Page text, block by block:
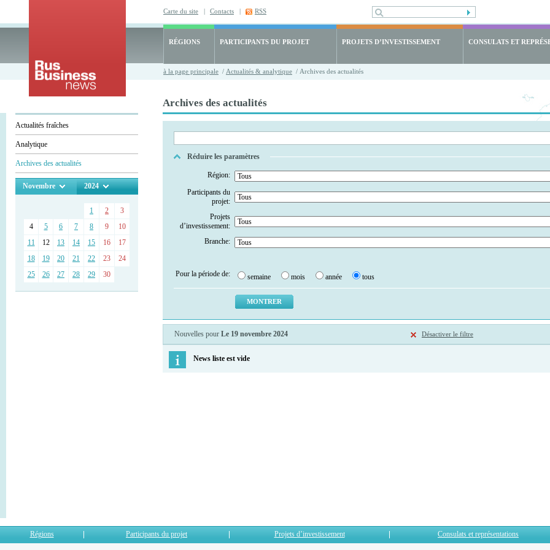
Carte du site | Contacts | RSS
RÉGIONS PARTICIPANTS DU PROJET PROJETS D’INVESTISSEMENT CONSULATS ET
à la page principale / Actualités & analytique / Archives des actualités
Actualités fraîches
Analytique
Archives des actualités
Novembre 2024
1 2
3
4
5 6 7 8 9
10
11
12 13 14 15 16
17
18
19 20 21 22 23
24
25
26 27 28 29 30
Archives des actualités
Réduire les paramètres
Région:
Participants du
projet:
Projets
d’investissement:
Branche:
Pour la période de: semaine mois année tous
Nouvelles pour Le 19 novembre 2024 Désactiver le filtre
News liste est vide
Régions Participants du projet Projets d’investissement Consulats et représentations